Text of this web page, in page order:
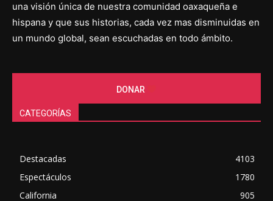
una visión única de nuestra comunidad oaxaqueña e
hispana y que sus historias, cada vez mas disminuidas en
un mundo global, sean escuchadas en todo ámbito.
DONAR
CATEGORÍAS
Destacadas
4103
Espectáculos
1780
California
905